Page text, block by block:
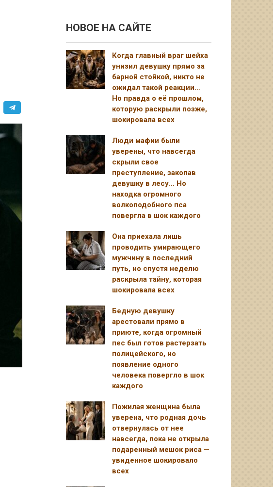
НОВОЕ НА САЙТЕ
Когда главный враг шейха
унизил девушку прямо за
барной стойкой, никто не
ожидал такой реакции…
Но правда о её прошлом,
которую раскрыли позже,
шокировала всех
Люди мафии были
уверены, что навсегда
скрыли свое
преступление, закопав
девушку в лесу… Но
находка огромного
волкоподобного пса
повергла в шок каждого
Она приехала лишь
проводить умирающего
мужчину в последний
путь, но спустя неделю
раскрыла тайну, которая
шокировала всех
Бедную девушку
арестовали прямо в
приюте, когда огромный
пес был готов растерзать
полицейского, но
появление одного
человека повергло в шок
каждого
Пожилая женщина была
уверена, что родная дочь
отвернулась от нее
навсегда, пока не открыла
подаренный мешок риса —
увиденное шокировало
всех